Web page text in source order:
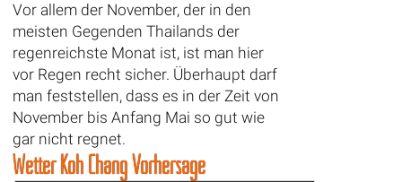
Vor allem der November, der in den
meisten Gegenden Thailands der
regenreichste Monat ist, ist man hier
vor Regen recht sicher. Überhaupt darf
man feststellen, dass es in der Zeit von
November bis Anfang Mai so gut wie
gar nicht regnet.
Wetter Koh Chang Vorhersage